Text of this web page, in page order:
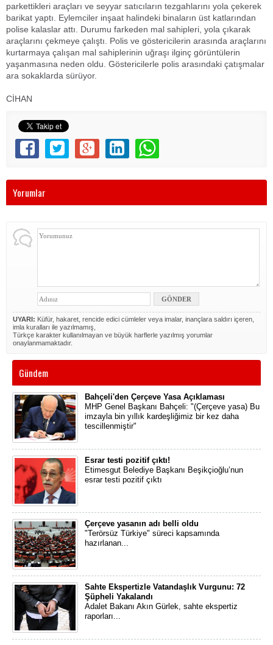
parkettikleri araçları ve seyyar satıcıların tezgahlarını yola çekerek
barikat yaptı. Eylemciler inşaat halindeki binaların üst katlarından
polise kalaslar attı. Durumu farkeden mal sahipleri, yola çıkarak
araçlarını çekmeye çalıştı. Polis ve göstericilerin arasında araçlarını
kurtarmaya çalışan mal sahiplerinin uğraşı ilginç görüntülerin
yaşanmasına neden oldu. Göstericilerle polis arasındaki çatışmalar
ara sokaklarda sürüyor.
CİHAN
Yorumlar
UYARI: Küfür, hakaret, rencide edici cümleler veya imalar, inançlara saldırı içeren,
imla kuralları ile yazılmamış,
Türkçe karakter kullanılmayan ve büyük harflerle yazılmış yorumlar
onaylanmamaktadır.
Gündem
Bahçeli'den Çerçeve Yasa Açıklaması
MHP Genel Başkanı Bahçeli: "(Çerçeve yasa) Bu
imzayla bin yıllık kardeşliğimiz bir kez daha
tescillenmiştir"
Esrar testi pozitif çıktı!
Etimesgut Belediye Başkanı Beşikçioğlu’nun
esrar testi pozitif çıktı
Çerçeve yasanın adı belli oldu
"Terörsüz Türkiye" süreci kapsamında
hazırlanan...
Sahte Ekspertizle Vatandaşlık Vurgunu: 72
Şüpheli Yakalandı
Adalet Bakanı Akın Gürlek, sahte ekspertiz
raporları...